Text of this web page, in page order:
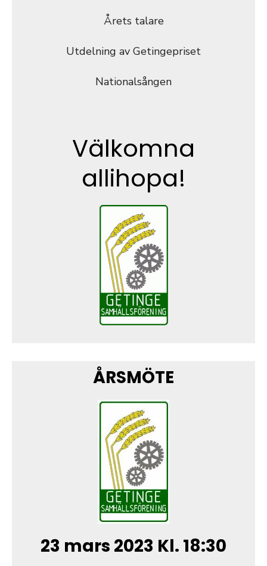
Årets talare
Utdelning av Getingepriset
Nationalsången
Välkomna
allihopa!
ÅRSMÖTE
23 mars 2023 Kl. 18:30